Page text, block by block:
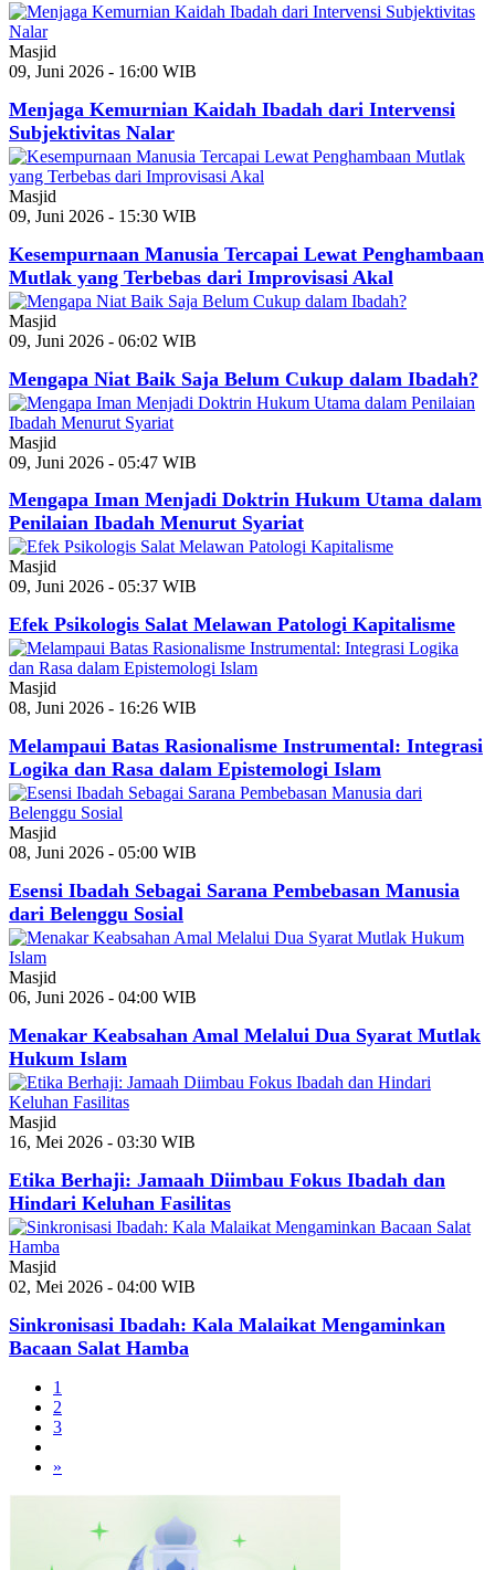
Masjid
09, Juni 2026 - 16:00 WIB
Menjaga Kemurnian Kaidah Ibadah dari Intervensi
Subjektivitas Nalar
Masjid
09, Juni 2026 - 15:30 WIB
Kesempurnaan Manusia Tercapai Lewat Penghambaan
Mutlak yang Terbebas dari Improvisasi Akal
Masjid
09, Juni 2026 - 06:02 WIB
Mengapa Niat Baik Saja Belum Cukup dalam Ibadah?
Masjid
09, Juni 2026 - 05:47 WIB
Mengapa Iman Menjadi Doktrin Hukum Utama dalam
Penilaian Ibadah Menurut Syariat
Masjid
09, Juni 2026 - 05:37 WIB
Efek Psikologis Salat Melawan Patologi Kapitalisme
Masjid
08, Juni 2026 - 16:26 WIB
Melampaui Batas Rasionalisme Instrumental: Integrasi
Logika dan Rasa dalam Epistemologi Islam
Masjid
08, Juni 2026 - 05:00 WIB
Esensi Ibadah Sebagai Sarana Pembebasan Manusia
dari Belenggu Sosial
Masjid
06, Juni 2026 - 04:00 WIB
Menakar Keabsahan Amal Melalui Dua Syarat Mutlak
Hukum Islam
Masjid
16, Mei 2026 - 03:30 WIB
Etika Berhaji: Jamaah Diimbau Fokus Ibadah dan
Hindari Keluhan Fasilitas
Masjid
02, Mei 2026 - 04:00 WIB
Sinkronisasi Ibadah: Kala Malaikat Mengaminkan
Bacaan Salat Hamba
1
2
3
»